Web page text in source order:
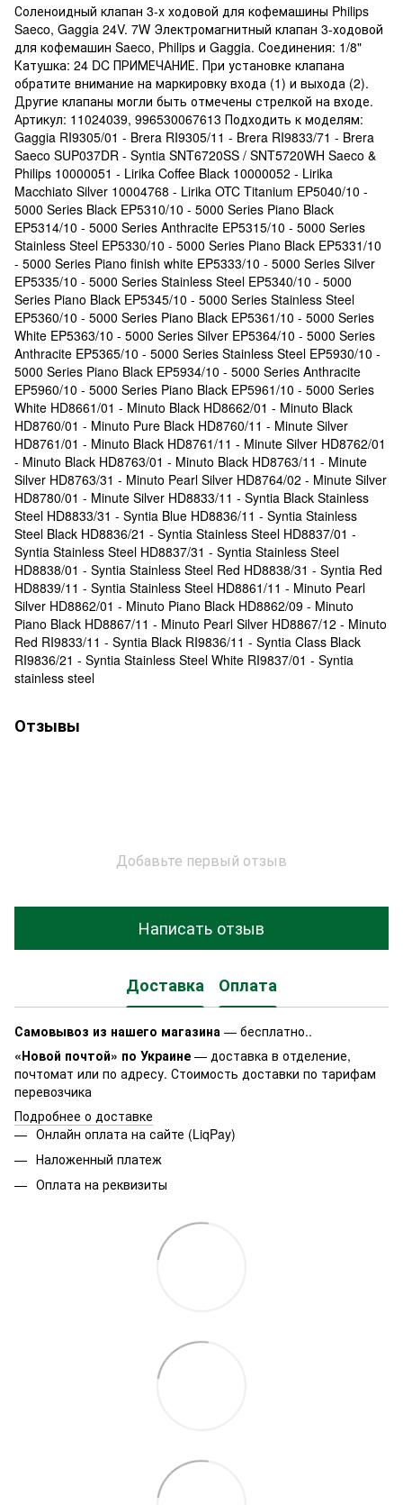
Соленоидный клапан 3-х ходовой для кофемашины Philips
Saeco, Gaggia 24V. 7W Электромагнитный клапан 3-ходовой
для кофемашин Saeco, Philips и Gaggia. Соединения: 1/8"
Катушка: 24 DC ПРИМЕЧАНИЕ. При установке клапана
обратите внимание на маркировку входа (1) и выхода (2).
Другие клапаны могли быть отмечены стрелкой на входе.
Артикул: 11024039, 996530067613 Подходить к моделям:
Gaggia RI9305/01 - Brera RI9305/11 - Brera RI9833/71 - Brera
Saeco SUP037DR - Syntia SNT6720SS / SNT5720WH Saeco &
Philips 10000051 - Lirika Coffee Black 10000052 - Lirika
Macchiato Silver 10004768 - Lirika OTC Titanium EP5040/10 -
5000 Series Black EP5310/10 - 5000 Series Piano Black
EP5314/10 - 5000 Series Anthracite EP5315/10 - 5000 Series
Stainless Steel EP5330/10 - 5000 Series Piano Black EP5331/10
- 5000 Series Piano finish white EP5333/10 - 5000 Series Silver
EP5335/10 - 5000 Series Stainless Steel EP5340/10 - 5000
Series Piano Black EP5345/10 - 5000 Series Stainless Steel
EP5360/10 - 5000 Series Piano Black EP5361/10 - 5000 Series
White EP5363/10 - 5000 Series Silver EP5364/10 - 5000 Series
Anthracite EP5365/10 - 5000 Series Stainless Steel EP5930/10 -
5000 Series Piano Black EP5934/10 - 5000 Series Anthracite
EP5960/10 - 5000 Series Piano Black EP5961/10 - 5000 Series
White HD8661/01 - Minuto Black HD8662/01 - Minuto Black
HD8760/01 - Minuto Pure Black HD8760/11 - Minute Silver
HD8761/01 - Minuto Black HD8761/11 - Minute Silver HD8762/01
- Minuto Black HD8763/01 - Minuto Black HD8763/11 - Minute
Silver HD8763/31 - Minuto Pearl Silver HD8764/02 - Minute Silver
HD8780/01 - Minute Silver HD8833/11 - Syntia Black Stainless
Steel HD8833/31 - Syntia Blue HD8836/11 - Syntia Stainless
Steel Black HD8836/21 - Syntia Stainless Steel HD8837/01 -
Syntia Stainless Steel HD8837/31 - Syntia Stainless Steel
HD8838/01 - Syntia Stainless Steel Red HD8838/31 - Syntia Red
HD8839/11 - Syntia Stainless Steel HD8861/11 - Minuto Pearl
Silver HD8862/01 - Minuto Piano Black HD8862/09 - Minuto
Piano Black HD8867/11 - Minuto Pearl Silver HD8867/12 - Minuto
Red RI9833/11 - Syntia Black RI9836/11 - Syntia Class Black
RI9836/21 - Syntia Stainless Steel White RI9837/01 - Syntia
stainless steel
Отзывы
Добавьте первый отзыв
Написать отзыв
Доставка Оплата
Самовывоз из нашего магазина — бесплатно..
«Новой почтой» по Украине — доставка в отделение,
почтомат или по адресу. Стоимость доставки по тарифам
перевозчика
Подробнее о доставке
Онлайн оплата на сайте (LiqPay)
Наложенный платеж
Оплата на реквизиты